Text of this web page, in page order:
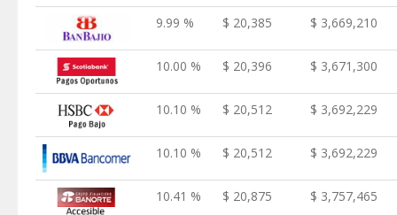
9.99 % $ 20,385 $ 3,669,210
10.00 % $ 20,396 $ 3,671,300
10.10 % $ 20,512 $ 3,692,229
10.10 % $ 20,512 $ 3,692,229
10.41 % $ 20,875 $ 3,757,465